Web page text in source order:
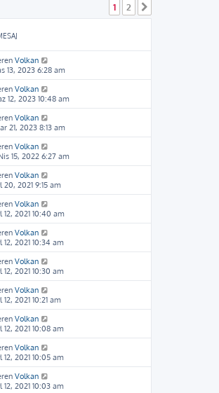
a
g
r
ü
t
ü
e
1 2
Volkan
13, 2023 6:28 am
Volkan
12, 2023 10:48 am
Volkan
21, 2023 8:13 am
Volkan
15, 2022 6:27 am
Volkan
20, 2021 9:15 am
Volkan
12, 2021 10:40 am
Volkan
12, 2021 10:34 am
Volkan
12, 2021 10:30 am
Volkan
12, 2021 10:21 am
Volkan
12, 2021 10:08 am
Volkan
12, 2021 10:05 am
Volkan
12, 2021 10:03 am